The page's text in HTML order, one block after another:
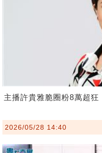
主播許貴雅脆圈粉8萬超
2026/05/28 14:40